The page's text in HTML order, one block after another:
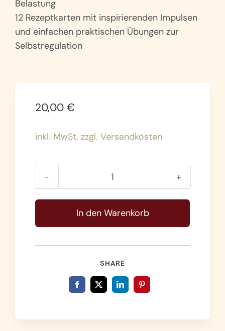
Belastung
12 Rezeptkarten mit inspirierenden Impulsen
und einfachen praktischen Übungen zur
Selbstregulation
20,00 €
inkl. MwSt. zzgl. Versandkosten
12
Rezepte
für
deine
In den Warenkorb
SHARE